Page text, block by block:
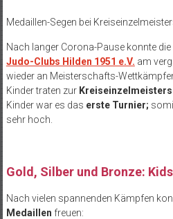
Medaillen-Segen bei
Nach langer Corona-Pause konnte die
Judo-Clubs Hilden 1951 e.V. am
wieder an Meisterschafts-
Kinder traten zur
Kinder war es das erste Turnier;
sehr hoch.
Gold, Silber und Bronze:
Nach vielen spannenden Kämpfen
Medaillen freuen: